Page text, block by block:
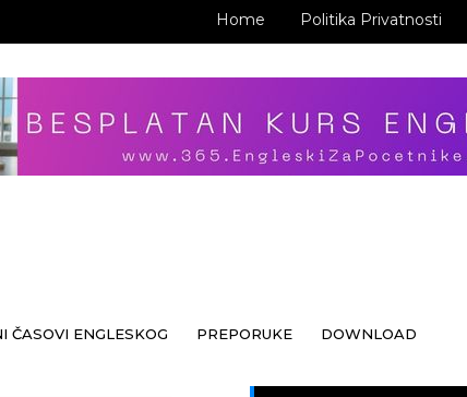
Home Politika Privatnosti
ČASOVI ENGLESKOG PREPORUKE DOWNLOAD